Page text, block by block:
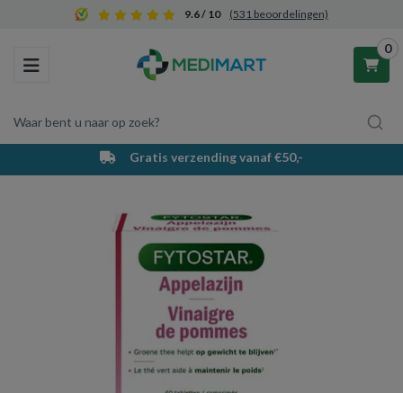
9.6 / 10 (531 beoordelingen)
Toggle navigation
Waar bent u naar op zoek?
0
Winkelwagen
Uw winkelwagen is leeg.
Vul hem met producten.
Gratis verzending vanaf €50,-